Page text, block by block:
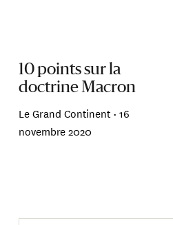
10 points sur la
doctrine Macron
Le Grand Continent •16
novembre 2020